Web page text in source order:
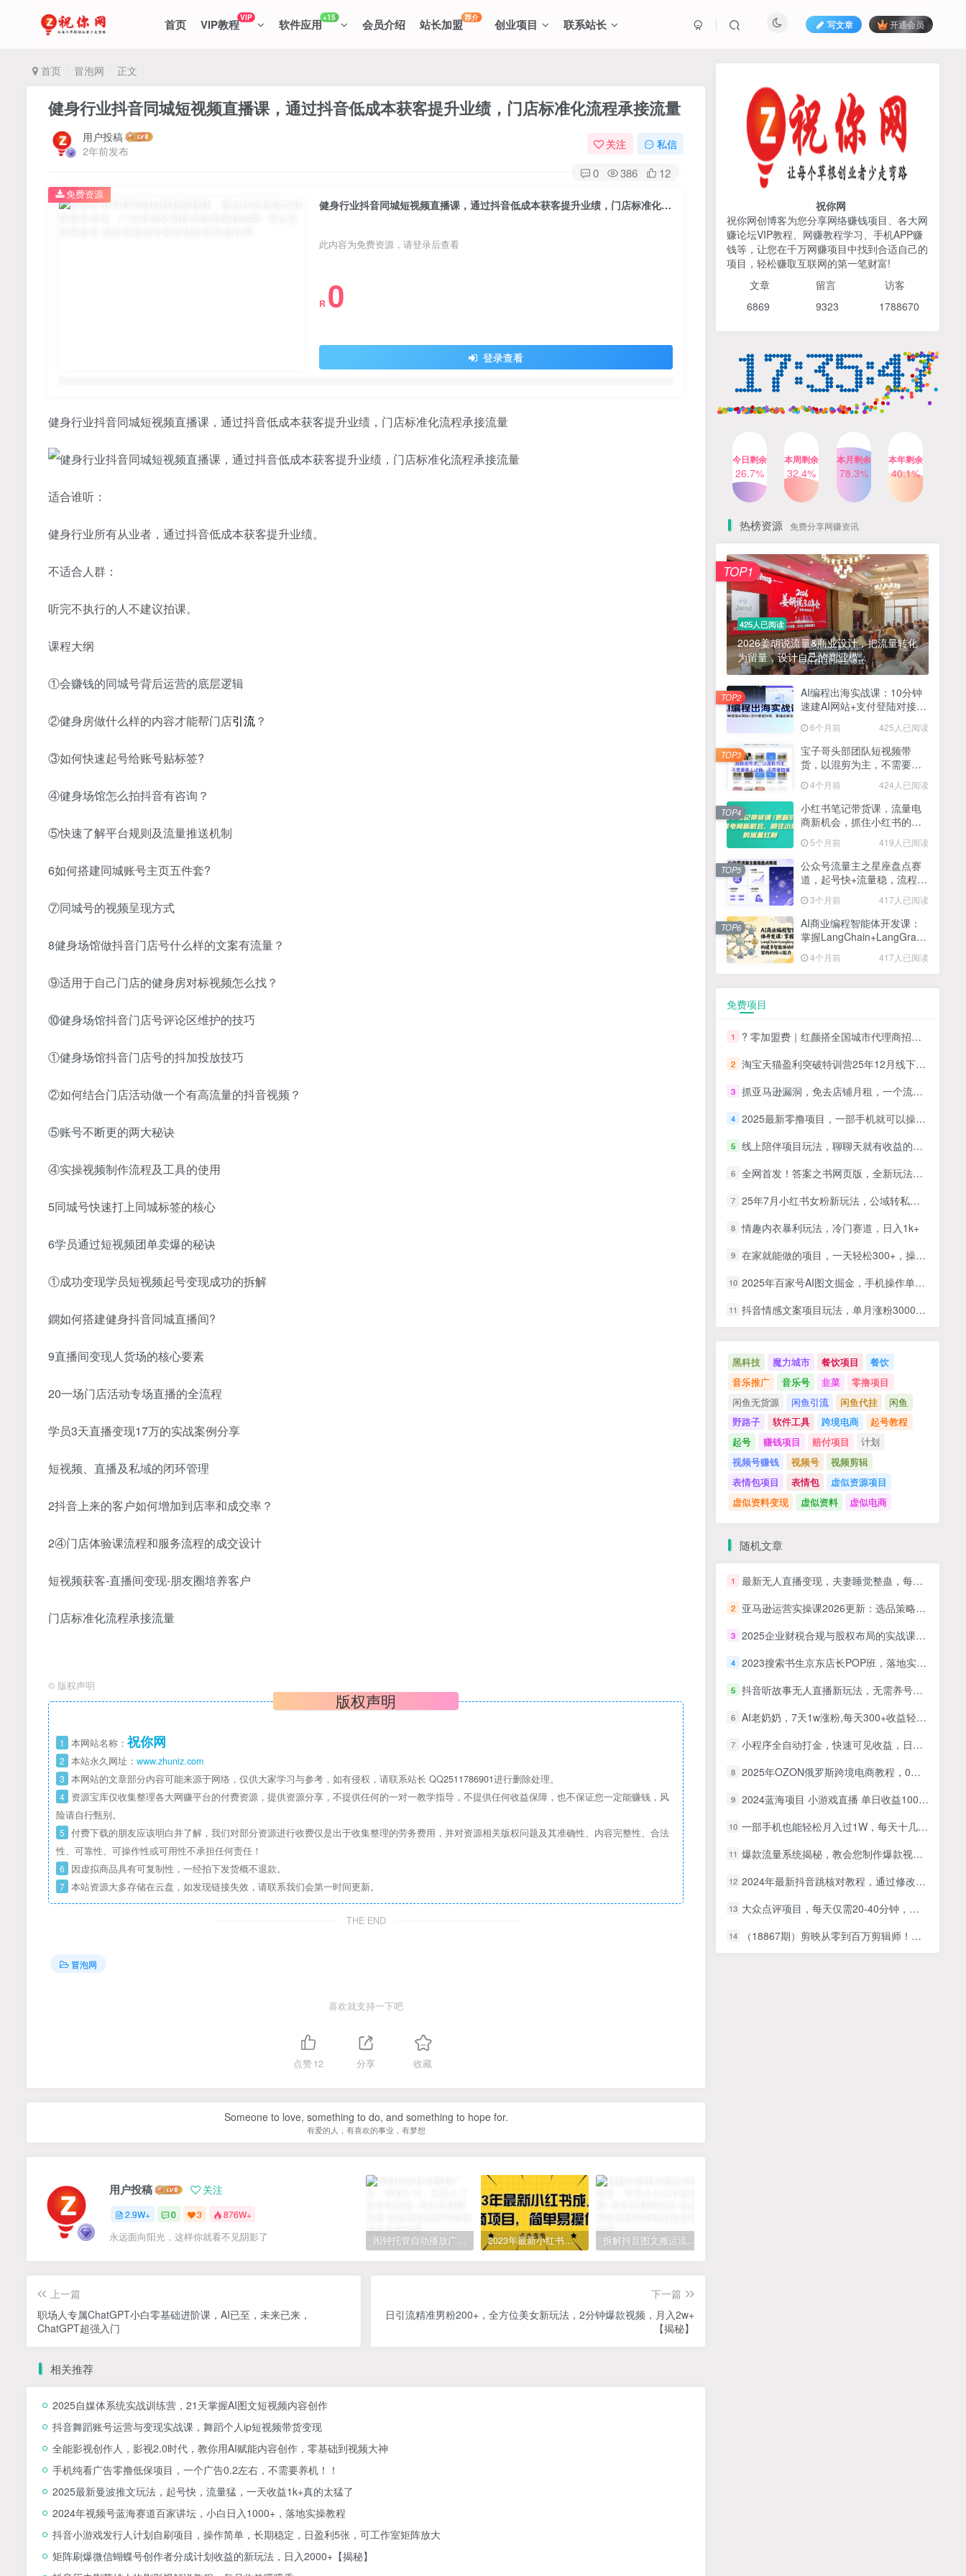
首页 VIP教程VIP 软件应用+15 会员介绍 站长加盟荐介 创业项目 联系站长 写文章 开通会员
首页 冒泡网 正文
健身行业抖音同城短视频直播课，通过抖音低成本获客提升业绩，门店标准化流程承接流量
用户投稿
2年前发布
关注 私信
0 386 12
健身行业抖音同城短视频直播课，通过抖音低成本获客提升业绩，门店标准化流程承接流量
此内容为免费资源，请登录后查看
R 0
登录查看
免费资源
健身行业抖音同城短视频直播课，通过抖音低成本获客提升业绩，门店标准化流程承接流量
适合谁听：
健身行业所有从业者，通过抖音低成本获客提升业绩。
不适合人群：
听完不执行的人不建议拍课。
课程大纲
①会赚钱的同城号背后运营的底层逻辑
②健身房做什么样的内容才能帮门店引流？
③如何快速起号给账号贴标签?
④健身场馆怎么拍抖音有咨询？
⑤快速了解平台规则及流量推送机制
6如何搭建同城账号主页五件套?
⑦同城号的视频呈现方式
8健身场馆做抖音门店号什么样的文案有流量？
⑨适用于自己门店的健身房对标视频怎么找？
⑩健身场馆抖音门店号评论区维护的技巧
①健身场馆抖音门店号的抖加投放技巧
②如何结合门店活动做一个有高流量的抖音视频？
⑤账号不断更的两大秘诀
④实操视频制作流程及工具的使用
5同城号快速打上同城标签的核心
6学员通过短视频团单卖爆的秘诀
①成功变现学员短视频起号变现成功的拆解
鐦如何搭建健身抖音同城直播间?
9直播间变现人货场的核心要素
20一场门店活动专场直播的全流程
学员3天直播变现17万的实战案例分享
短视频、直播及私域的闭环管理
2抖音上来的客户如何增加到店率和成交率？
2④门店体验课流程和服务流程的成交设计
短视频获客-直播间变现-朋友圈培养客户
门店标准化流程承接流量
© 版权声明
版权声明
1 本网站名称： 祝你网
2 本站永久网址： www.zhuniz.com
3 本网站的文章部分内容可能来源于网络，仅供大家学习与参考，如有侵权，请联系站长 QQ2511786901进行删除处理。
4 资源宝库仅收集整理各大网赚平台的付费资源，提供资源分享，不提供任何的一对一教学指导，不提供任何收益保障，也不保证您一定能赚钱，风
险请自行甄别。
5 付费下载的朋友应该明白并了解，我们对部分资源进行收费仅是出于收集整理的劳务费用，并对资源相关版权问题及其准确性、内容完整性、合法
性、可靠性、可操作性或可用性不承担任何责任！
6 因虚拟商品具有可复制性，一经拍下发货概不退款。
7 本站资源大多存储在云盘，如发现链接失效，请联系我们会第一时间更新。
THE END
冒泡网
喜欢就支持一下吧
点赞12 分享 收藏
Someone to love, something to do, and something to hope for.
有爱的人，有喜欢的事业，有梦想
用户投稿 关注
2.9W+ 0 3 876W+
永远面向阳光，这样你就看不见阴影了 闹钟托管自动播放广告，单机5-10，无需人工操作 2023年最新小红书成人电商项目，简单易操作【详细教程】 拆解抖音图文搬运流量掘金，可日入小几百
上一篇
职场人专属ChatGPT小白零基础进阶课，AI已至，未来已来，
ChatGPT超强入门
下一篇
日引流精准男粉200+，全方位美女新玩法，2分钟爆款视频，月入2w+
【揭秘】
相关推荐
2025自媒体系统实战训练营，21天掌握AI图文短视频内容创作
抖音舞蹈账号运营与变现实战课，舞蹈个人ip短视频带货变现
全能影视创作人，影视2.0时代，教你用AI赋能内容创作，​零基础到视频大神
手机纯看广告零撸低保项目，一个广告0.2左右，不需要养机！！
2025最新曼波推文玩法，起号快，流量猛，一天收益1k+真的太猛了
2024年视频号蓝海赛道百家讲坛，小白日入1000+，落地实操教程
抖音小游戏发行人计划自刷项目，操作简单，长期稳定，日盈利5张，可工作室矩阵放大
矩阵刷爆微信蝴蝶号创作者分成计划收益的新玩法，日入2000+【揭秘】
425人已阅读
2026姜胡说流量&商业设计，把流量转化
为留量，设计自己的商业模...
TOP1
AI编程出海实战课：10分钟
速建AI网站+支付登陆对接，
掌握出海全流程
6个月前 425人已阅读
TOP2
货，以混剪为主，不需要真
小红书笔记带货课，流量电
商新机会，抓住小红书的流
量红利(更新26年2月)
5个月前 419人已阅读
TOP4
公众号流量主之星座盘点赛
3个月前
TOP5
AI商业编程智能体开发课：
掌握LangChain+LangGraph
构建多智能体协同架构的核
4个月前 417人已阅读
TOP6
1 ? 零加盟费｜红颜搭全国城市代理商招募正式启动！
淘宝天猫盈利突破特训营25年12月线下课，系统性的深度剖析电商企业经营之道，打造电商标准化运营体系
3 抓亚马逊漏洞，免去店铺月租，一个流量大竞争小，让你有机会成大卖的赛道
2025最新零撸项目，一部手机就可以操作，20秒一单，零投入纯薅羊毛，无门槛，一天200+【揭秘】
5 线上陪伴项目玩法，聊聊天就有收益的项目，一个月收益5000+
6 全网首发！答案之书网页版，全新玩法，搭配文档和网页，日入1k+零门槛小白首选副业
7 25年7月小红书女粉新玩法，公域转私域变现，日轻松变现2张+，5分钟简单复制好上手
8 情趣内衣暴利玩法，冷门赛道，日入1k+
9 在家就能做的项目，一天轻松300+，操作简单上手快
10 2025年百家号AI图文掘金，手机操作单号月入4-5位数，低门槛【附指令+工具】
抖音情感文案项目玩法，单月涨粉3000+，新手小白也能做
祝你网
祝你网创博客为您分享网络赚钱项目、各大网
赚论坛VIP教程、网赚教程学习、手机APP赚
钱等，让您在千万网赚项目中找到合适自己的
项目，轻松赚取互联网的第一笔财富!
文章 留言 访客
6869 9323 1788670
今日剩余
26.7%
本周剩余
32.4%
本月剩余
78.3%
本年剩余
40.1%
热榜资源 免费分享网赚资讯
425人已阅读
2026姜胡说流量&商业设计，把流量转化
为留量，设计自己的商业模...
TOP1
AI编程出海实战课：10分钟
速建AI网站+支付登陆对接，
6个月前 425人已阅读
TOP2
宝子哥头部团队短视频带
货，以混剪为主，不需要真
26年3月】
4个月前 424人已阅读
TOP3
小红书笔记带货课，流量电
商新机会，抓住小红书的流
5个月前 419人已阅读
TOP4
公众号流量主之星座盘点赛
道，起号快+流量稳，流程简
3个月前 417人已阅读
TOP5
AI商业编程智能体开发课：
掌握LangChain+LangGraph
心能力
4个月前 417人已阅读
TOP6
免费项目
1 ? 零加盟费｜红颜搭全国城市代理商招募正式启动！
2 淘宝天猫盈利突破特训营25年12月线下课，系统性的深度剖析电商企业经营之道，打造电商标准化运营体系
3 抓亚马逊漏洞，免去店铺月租，一个流量大竞争小，让你有机会成大卖的赛道
4 2025最新零撸项目，一部手机就可以操作，20秒一单，零投入纯薅羊毛，无门槛，一天200+【揭秘】
5 线上陪伴项目玩法，聊聊天就有收益的项目，一个月收益5000+
6 全网首发！答案之书网页版，全新玩法，搭配文档和网页，日入1k+零门槛小白首选副业
7 25年7月小红书女粉新玩法，公域转私域变现，日轻松变现2张+，5分钟简单复制好上手
8 情趣内衣暴利玩法，冷门赛道，日入1k+
9 在家就能做的项目，一天轻松300+，操作简单上手快
10 2025年百家号AI图文掘金，手机操作单号月入4-5位数，低门槛【附指令+工具】
11 抖音情感文案项目玩法，单月涨粉3000+，新手小白也能做
黑科技 魔力城市 餐饮项目
餐饮
音乐推广
音乐号 韭菜
零撸项目
闲鱼无货源
闲鱼引流 闲鱼代挂
闲鱼
野路子
软件工具 跨境电商
起号教程
起号
赚钱项目 赔付项目
计划
视频号赚钱
视频号
视频剪辑
表情包项目
表情包
虚似资源项目
虚似资料变现
虚似资料 虚似电商
随机文章
1 最新无人直播变现，夫妻睡觉整蛊，每天躺赚500+【揭秘】
2 亚马逊运营实操课2026更新：选品策略+广告打法+大促优化，从新品推广到旺季爆单全链路
3 2025企业财税合规与股权布局的实战课程：财税合规与股权高效治理方案
4 2023搜索书生京东店长POP班，落地实操超级课程体系，京东店长两大打法体系，正规军打法&非正规军
5 抖音听故事无人直播新玩法，无需养号、适合新手小白去操作
6 AI老奶奶，7天1w涨粉,每天300+收益轻松到手
7 小程序全自动打金，快速可见收益，日入5张+长期稳定靠谱，操作简单
8 2025年OZON俄罗斯跨境电商教程，0基础掘金俄罗斯
9 2024蓝海项目 小游戏直播 单日收益10000+，月入35W,小白当天上手
10 一部手机也能轻松月入过1W，每天十几分钟就够了，保底日入500+，副业必做【揭秘】
11 爆款流量系统揭秘，教会您制作爆款视频，轻松实现稳定收入【原创双语字幕】
12 2024年最新抖音跳核对教程，通过修改序列号模拟新机环境
13 大众点评项目，每天仅需20-40分钟，跟着教程实操，就能轻松开启月入1W+賺钱之路
14 （18867期）剪映从零到百万剪辑师！音效卡点+AI旁白+变速情绪，Deepseek+剪映口播全链路，剪辑效率翻3倍